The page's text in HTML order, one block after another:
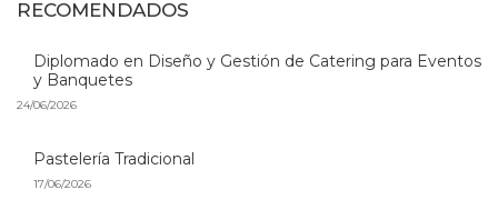
RECOMENDADOS
Diplomado en Diseño y Gestión de Catering para Eventos
y Banquetes
24/06/2026
Pastelería Tradicional
17/06/2026